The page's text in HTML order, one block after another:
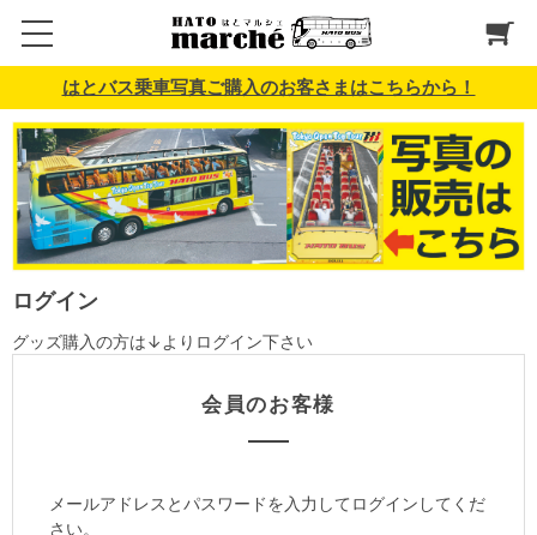
はとバス乗車写真ご購入のお客さまはこちらから！
ログイン
グッズ購入の方は↓よりログイン下さい
会員のお客様
メールアドレスとパスワードを入力してログインしてくだ
さい。